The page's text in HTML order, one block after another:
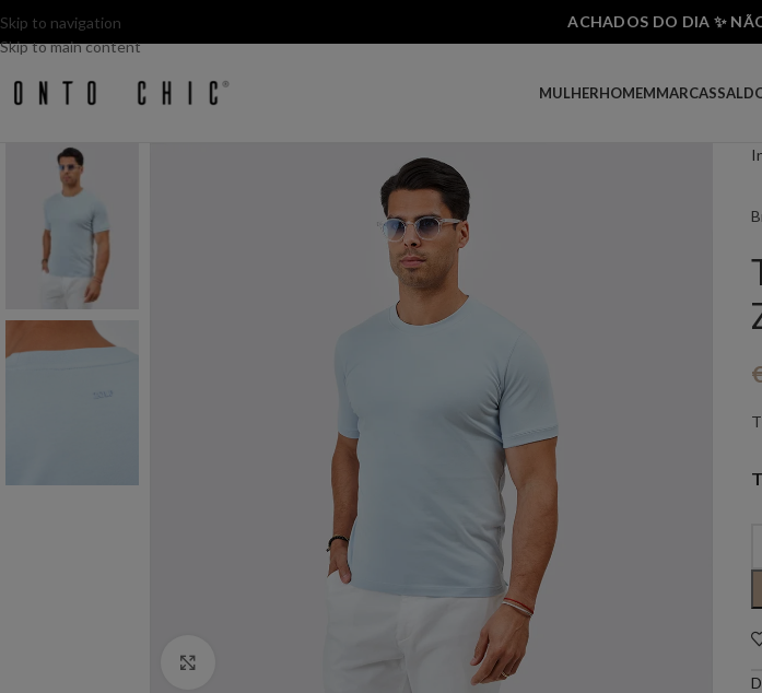
Skip to navigation
Skip to main content
ACHADOS DO DIA ✨
MULHERHOMEMMARCAS
GOA GOA